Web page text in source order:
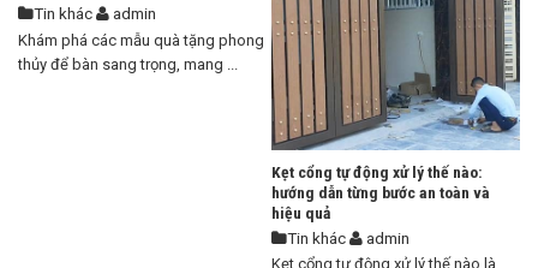
Tin khác
admin
Khám phá các mẫu quà tặng phong
thủy để bàn sang trọng, mang ...
Kẹt cổng tự động xử lý thế nào:
hướng dẫn từng bước an toàn và
hiệu quả
Tin khác
admin
Kẹt cổng tự động xử lý thế nào là